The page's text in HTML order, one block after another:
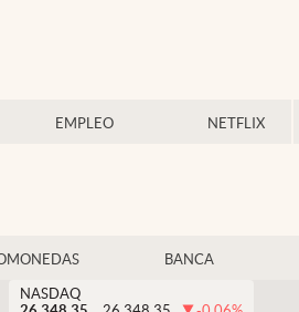
EMPLEO NETFLIX
BANCA
NASDAQ